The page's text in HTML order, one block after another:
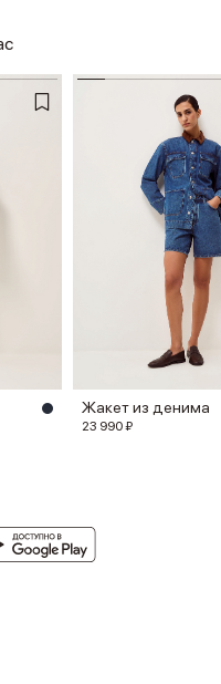
Жакет из денима
23 990 ₽